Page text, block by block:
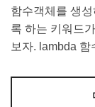
함수객체를 생
록 하는 키워드
보자. lambda 함